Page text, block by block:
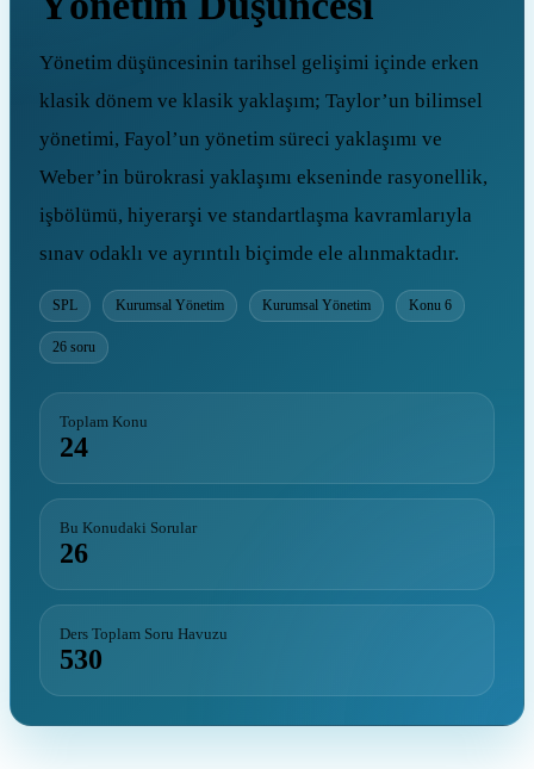
Yönetim düşüncesinin tarihsel gelişimi içinde erken
klasik dönem ve klasik yaklaşım; Taylor’un bilimsel
yönetimi, Fayol’un yönetim süreci yaklaşımı ve
Weber’in bürokrasi yaklaşımı ekseninde rasyonellik,
işbölümü, hiyerarşi ve standartlaşma kavramlarıyla
sınav odaklı ve ayrıntılı biçimde ele alınmaktadır.
SPL Kurumsal Yönetim Kurumsal Yönetim Konu 6
26 soru
Toplam Konu
24
Bu Konudaki Sorular
26
Ders Toplam Soru Havuzu
530